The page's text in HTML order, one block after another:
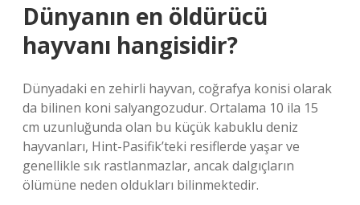
Dünyanın en öldürücü
hayvanı hangisidir?
Dünyadaki en zehirli hayvan, coğrafya konisi olarak
da bilinen koni salyangozudur. Ortalama 10 ila 15
cm uzunluğunda olan bu küçük kabuklu deniz
hayvanları, Hint-Pasifik’teki resiflerde yaşar ve
genellikle sık rastlanmazlar, ancak dalgıçların
ölümüne neden oldukları bilinmektedir.